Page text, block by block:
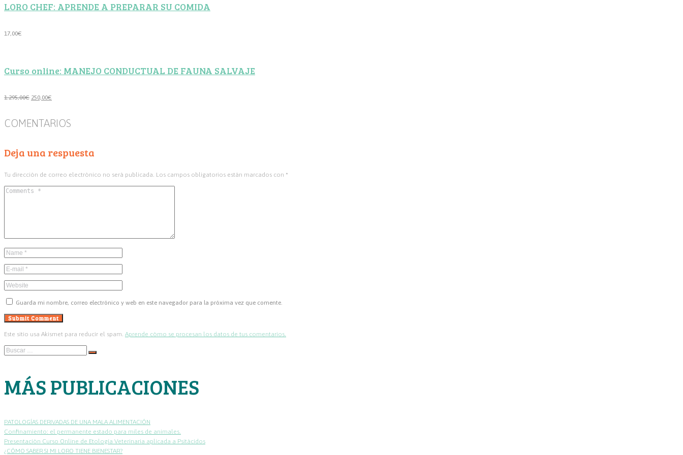
85,00€.75,00€.
LORO CHEF: APRENDE A PREPARAR SU COMIDA
17,00€
Curso online: MANEJO CONDUCTUAL DE FAUNA SALVAJE
1.295,00€ El
era:
250,00€
es:
COMENTARIOS
Deja una respuesta
Tu dirección de correo electrónico no será publicada. Los campos obligatorios están marcados con *
Guarda mi nombre, correo electrónico y web en este navegador para la próxima vez que comente.
Este sitio usa Akismet para reducir el spam. Aprende cómo se procesan los datos de tus comentarios.
Buscar
MÁS PUBLICACIONES
PATOLOGÍAS DERIVADAS DE UNA MALA ALIMENTACIÓN
Confinamiento: el permanente estado para miles de animales.
Presentación Curso Online de Etología Veterinaria aplicada a Psitácidos
¿CÓMO SABER SI MI LORO TIENE BIENESTAR?